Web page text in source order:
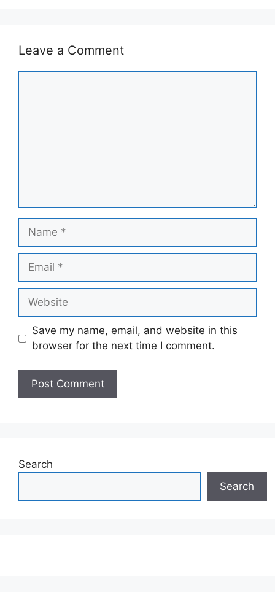
Leave a Comment
Name
Email
Website
Save my name, email, and website in this
browser for the next time I comment.
Search
Search